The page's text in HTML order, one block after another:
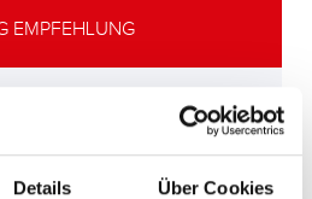
Details Über Cookies
EMPFEHLUNG